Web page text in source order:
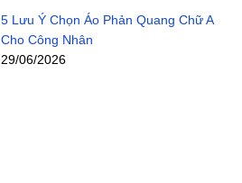
5 Lưu Ý Chọn Áo Phản Quang Chữ A
Cho Công Nhân
29/06/2026